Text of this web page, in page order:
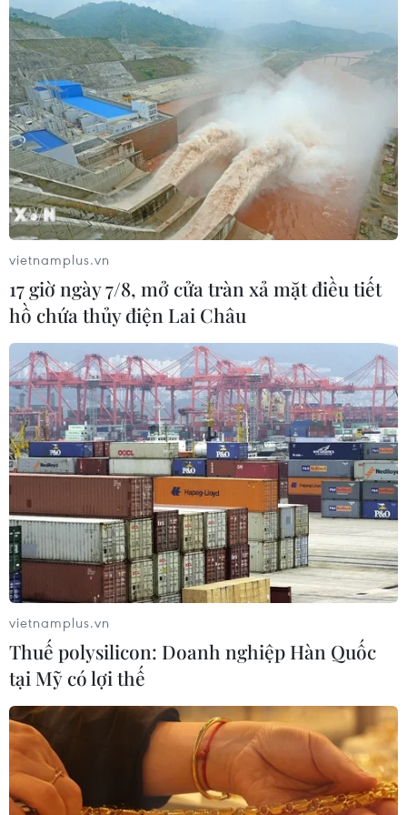
Đồng Nai cần chuyển dịch thu hút
đầu tư sang tổ chức chuỗi giá trị
07/08/2026 11:18
Hà Tĩnh chấp thuận chủ trương đầu
tư loạt dự án điện gió trên 7.800 tỷ
đồng
07/08/2026 10:33
Có 50 cơ sở kiểm nghiệm được GACC
chấp nhận phục vụ xuất khẩu mít,
sầu riêng
07/08/2026 10:27
Hàn Quốc áp dụng ưu đãi thuế hỗ
trợ 6 ngành công nghiệp chiến lược
07/08/2026 10:21
Hạ tầng AI - động lực tăng trưởng
mới của Đông Nam Á
07/08/2026 10:19
VN-Index tăng hơn 3 điểm nhờ sức
bật nhóm dầu khí
07/08/2026 09:36
Tháo gỡ dứt điểm vướng mắc hiện
vietnamplus.vn
17 giờ ngày 7/8, mở cửa tràn xả mặt điều tiết
hồ chứa thủy điện Lai Châu
vietnamplus.vn
Thuế polysilicon: Doanh nghiệp Hàn Quốc
tại Mỹ có lợi thế